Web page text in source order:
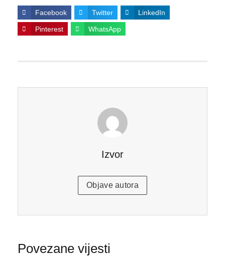
Facebook Twitter LinkedIn
Pinterest WhatsApp
Izvor
Objave autora
Povezane vijesti